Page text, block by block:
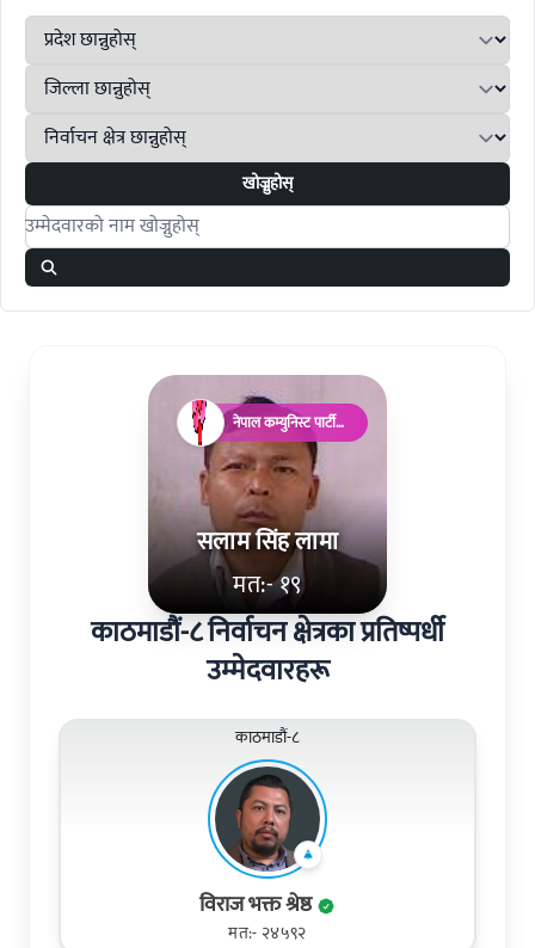
खोज्नुहोस्
Search candidates
सलाम सिंह लामा
मत:- १९
नेपाल कम्युनिस्ट पार्टी
(माओवादी)
काठमाडौं-८ निर्वाचन क्षेत्रका प्रतिष्पर्धी
उम्मेदवारहरू
काठमाडौं-८
विराज भक्त श्रेष्ठ
मत:- २४५९२